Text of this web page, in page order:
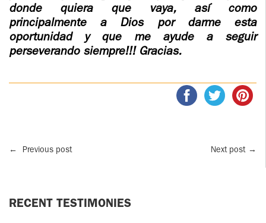
ORACIÓN Y VIDA
donde quiera que vaya, así como
principalmente a Dios por darme esta
oportunidad y que me ayude a seguir
perseverando siempre!!! Gracias.
← Previous post Next post →
RECENT TESTIMONIES